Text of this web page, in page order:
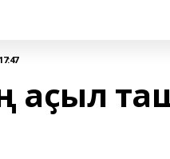
аҫыл